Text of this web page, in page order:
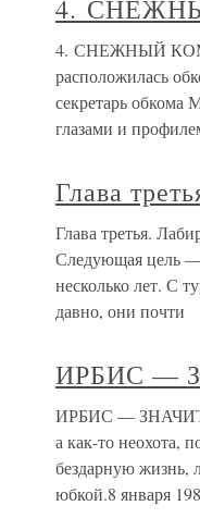
4.
4. СНЕЖНЫЙ КОМ В
расположилась
секретарь обкома
глазами и
Глава
Глава третья.
Следующая цель —
несколько лет. С
давно, они почти
ИРБИС —
ИРБИС — ЗНАЧИТ
а как-то неохота,
бездарную жизнь,
юбкой.8 января